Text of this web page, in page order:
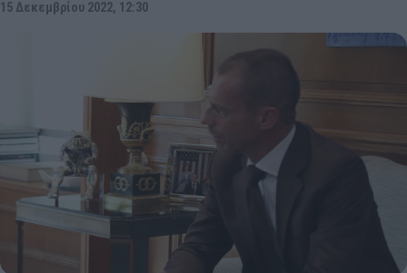
15 Δεκεμβρίου 2022, 12:30